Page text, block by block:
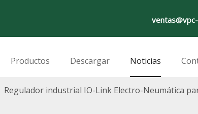
Productos Descargar Noticias
Regulador industrial IO-Link Electro-Neumática